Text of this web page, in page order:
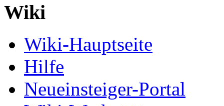
Wiki
Wiki-Hauptseite
Hilfe
Neueinsteiger-Portal